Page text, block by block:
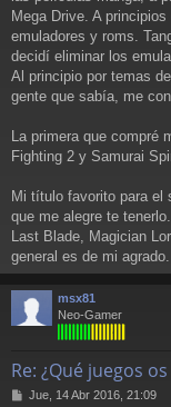
e
Mega Drive. A
emuladores y roms.
decidí eliminar los
Al principio por temas
gente que sabía, me
La primera que
Fighting 2 y Samurai
Mi título favorito para el
que me alegre te
Last Blade, Magician
general es de mi agrado.
msx81
Neo-Gamer
Re: ¿Qué juegos
M
Jue, 14 Abr 2016, 21:09